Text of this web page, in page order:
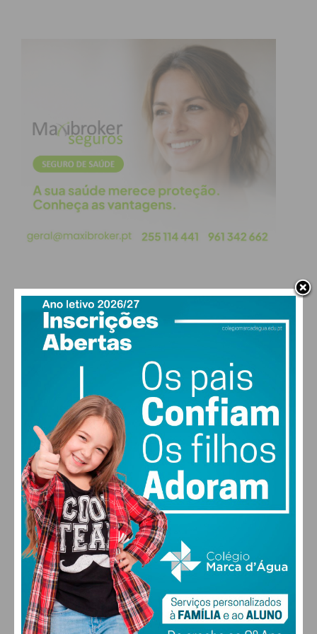
atualizada.
Eu li e concordo com os
condições
PAÇOS DE FERREIRA
30°
vento: 5m/s O
MAX 30 • MIN 28
29°
SEX
27
SÁB
28°
DOM
29
SEG
FARMACIAS DE SERVIÇO EM PAÇOS DE